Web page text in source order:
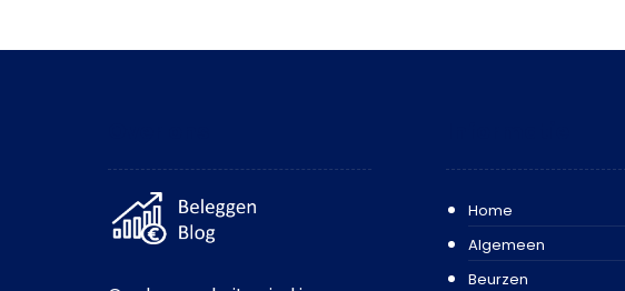
Home
Algemeen
Beurzen